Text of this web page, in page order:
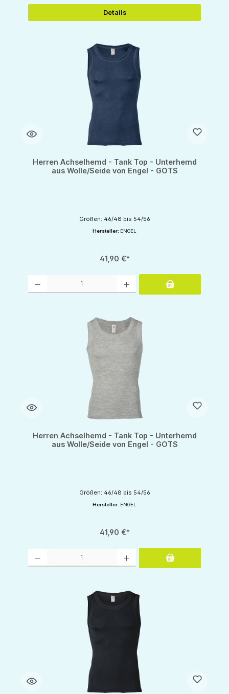
Details
Herren Achselhemd - Tank Top - Unterhemd
aus Wolle/Seide von Engel - GOTS
Größen: 46/48 bis 54/56
Hersteller: ENGEL
41,90 €*
Herren Achselhemd - Tank Top - Unterhemd
aus Wolle/Seide von Engel - GOTS
Größen: 46/48 bis 54/56
Hersteller: ENGEL
41,90 €*